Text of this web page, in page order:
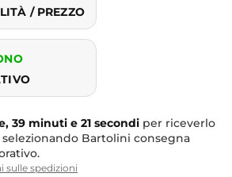
/ PREZZO
39 minuti e 20 secondi per riceverlo
selezionando Bartolini consegna
sulle spedizioni